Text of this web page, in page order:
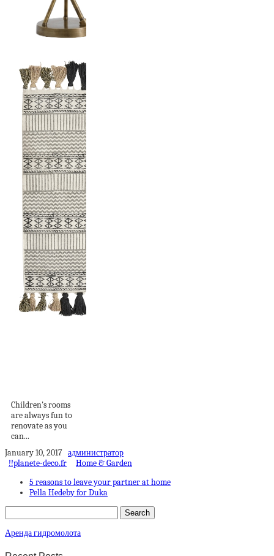
Children's rooms
are always fun to
renovate as you
can...
January 10, 2017 администратор
!!planete-deco.fr
Home & Garden
5 reasons to leave your partner at home
Pella Hedeby for Duka
Аренда гидромолота